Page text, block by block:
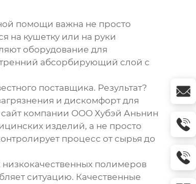
помощи важна не просто
на кушетку или на руки
оборудование для
абсорбирующий слой с
поставщика. Результат?
и дискомфорт для
компании ООО Хубэй Аньнин
изделий, а не просто
процесс от сырья до
низкокачественных полимеров
ситуацию. Качественные